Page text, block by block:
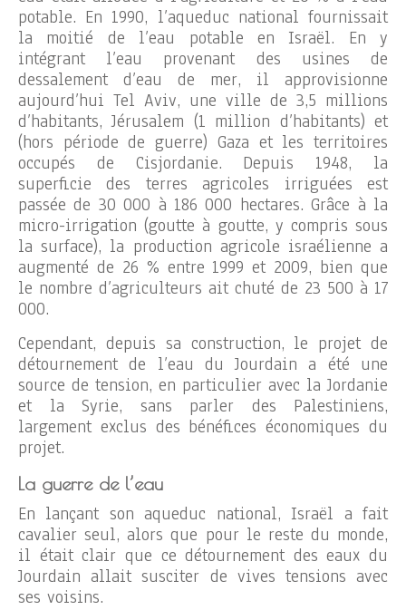
potable. En 1990, l’aqueduc national fournissait
la moitié de l’eau potable en Israël. En y
intégrant l’eau provenant des usines de
dessalement d’eau de mer, il approvisionne
aujourd’hui Tel Aviv, une ville de 3,5 millions
d’habitants, Jérusalem (1 million d’habitants) et
(hors période de guerre) Gaza et les territoires
occupés de Cisjordanie. Depuis 1948, la
superficie des terres agricoles irriguées est
passée de 30 000 à 186 000 hectares. Grâce à la
micro-irrigation (goutte à goutte, y compris sous
la surface), la production agricole israélienne a
augmenté de 26 % entre 1999 et 2009, bien que
le nombre d’agriculteurs ait chuté de 23 500 à 17
000.
Cependant, depuis sa construction, le projet de
détournement de l’eau du Jourdain a été une
source de tension, en particulier avec la Jordanie
et la Syrie, sans parler des Palestiniens,
largement exclus des bénéfices économiques du
projet.
La guerre de l’eau
En lançant son aqueduc national, Israël a fait
cavalier seul, alors que pour le reste du monde,
il était clair que ce détournement des eaux du
Jourdain allait susciter de vives tensions avec
ses voisins.